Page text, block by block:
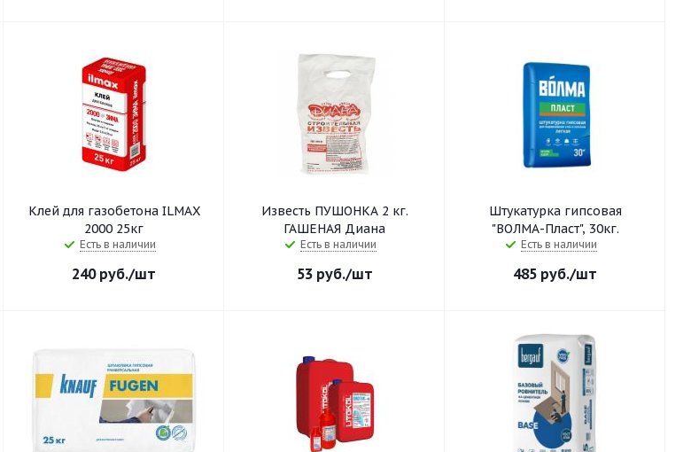
Клей для газобетона ILMAX
2000 25кг
Есть в наличии
240руб./шт
Известь ПУШОНКА 2 кг.
ГАШЕНАЯ Диана
Есть в наличии
53руб./шт
Штукатурка гипсовая
"ВОЛМА-Пласт", 30кг.
Есть в наличии
485 руб./шт